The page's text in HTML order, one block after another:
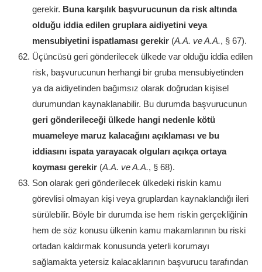
gerekir. Buna karşılık başvurucunun da risk altında
olduğu iddia edilen gruplara aidiyetini veya
mensubiyetini ispatlaması gerekir (A.A. ve A.A., § 67).
Üçüncüsü geri gönderilecek ülkede var olduğu iddia edilen
risk, başvurucunun herhangi bir gruba mensubiyetinden
ya da aidiyetinden bağımsız olarak doğrudan kişisel
durumundan kaynaklanabilir. Bu durumda başvurucunun
geri gönderileceği ülkede hangi nedenle kötü
muameleye maruz kalacağını açıklaması ve bu
iddiasını ispata yarayacak olguları açıkça ortaya
koyması gerekir (A.A. ve A.A., § 68).
Son olarak geri gönderilecek ülkedeki riskin kamu
görevlisi olmayan kişi veya gruplardan kaynaklandığı ileri
sürülebilir. Böyle bir durumda ise hem riskin gerçekliğinin
hem de söz konusu ülkenin kamu makamlarının bu riski
ortadan kaldırmak konusunda yeterli korumayı
sağlamakta yetersiz kalacaklarının başvurucu tarafından